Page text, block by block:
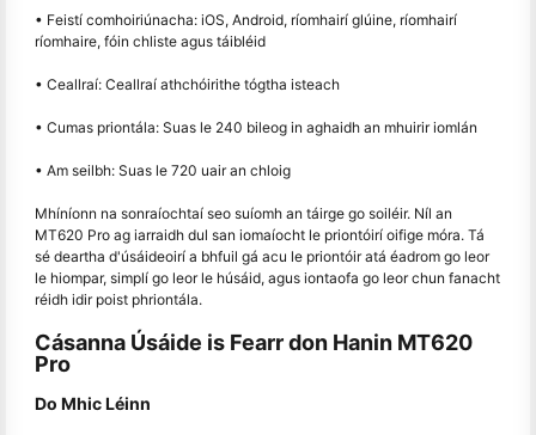
• Feistí comhoiriúnacha: iOS, Android, ríomhairí glúine, ríomhairí
ríomhaire, fóin chliste agus táibléid
• Ceallraí: Ceallraí athchóirithe tógtha isteach
• Cumas priontála: Suas le 240 bileog in aghaidh an mhuirir iomlán
• Am seilbh: Suas le 720 uair an chloig
Mhíníonn na sonraíochtaí seo suíomh an táirge go soiléir. Níl an
MT620 Pro ag iarraidh dul san iomaíocht le priontóirí oifige móra. Tá
sé deartha d'úsáideoirí a bhfuil gá acu le priontóir atá éadrom go leor
le hiompar, simplí go leor le húsáid, agus iontaofa go leor chun fanacht
réidh idir poist phriontála.
Cásanna Úsáide is Fearr don Hanin MT620
Pro
Do Mhic Léinn